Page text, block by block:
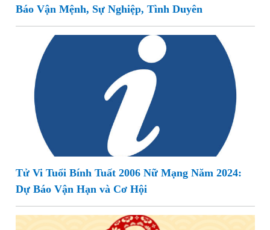
Báo Vận Mệnh, Sự Nghiệp, Tình Duyên
Tử Vi Tuổi Bính Tuất 2006 Nữ Mạng Năm 2024:
Dự Báo Vận Hạn và Cơ Hội